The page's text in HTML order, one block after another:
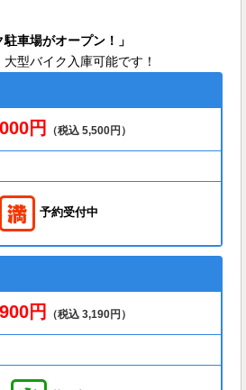
車場がオープン！」
型バイク入庫可能です！
円 （税込 5,500円）
予約受付中
円 （税込 3,190円）